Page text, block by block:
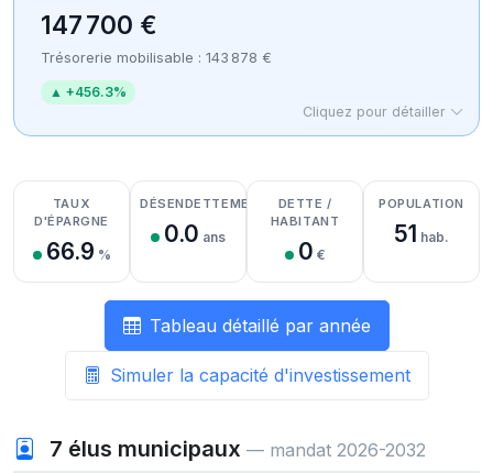
147 700 €
Trésorerie mobilisable : 143 878 €
▲ +456.3%
Cliquez pour détailler
Détail des recettes
Détail des dépenses
Détail de la trésorerie
TAUX
D'ÉPARGNE
66.9 %
DÉSENDETTEMENT
0.0 ans
DETTE /
HABITANT
0 €
POPULATION
51 hab.
Tableau détaillé par année
Simuler la capacité d'investissement
7 élus municipaux — mandat 2026-2032